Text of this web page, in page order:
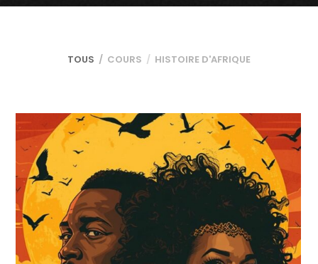
TOUS COURS HISTOIRE D'AFRIQUE